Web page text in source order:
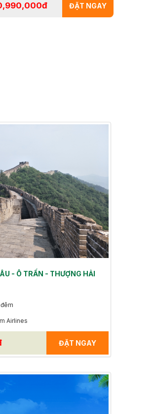
ĐẶT NGAY
- Ô TRẤN - THƯỢNG HẢI
Airlines
ĐẶT NGAY